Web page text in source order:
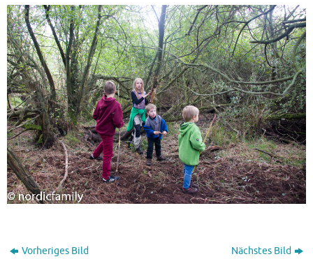
Vorheriges Bild Nächstes Bild